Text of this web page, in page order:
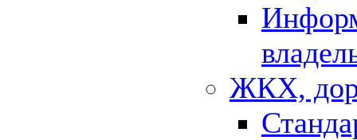
ЖКХ,